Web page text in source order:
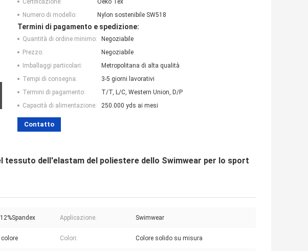
Certificazione:
Oeko Tex
Numero di modello:
Nylon sostenibile SW518
Termini di pagamento e spedizione:
Quantità di ordine minimo:
Negoziabile
Prezzo:
Negoziabile
Imballaggi particolari:
Metropolitana di alta qualità
Tempi di consegna:
3-5 giorni lavorativi
Termini di pagamento:
T/T, L/C, Western Union, D/P
Capacità di alimentazione:
250.000 yds ai mesi
Contatto
tessuto dell'elastam del poliestere dello Swimwear per lo sport
Applicazione: Swimwear
Colori: Colore solido su misura